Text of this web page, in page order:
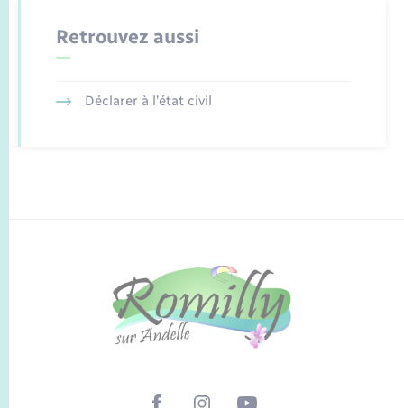
Retrouvez aussi
Déclarer à l’état civil